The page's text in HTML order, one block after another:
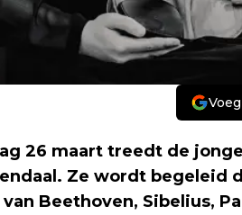
26 maart treedt de
Ze wordt begeleid
Beethoven, Sibelius,